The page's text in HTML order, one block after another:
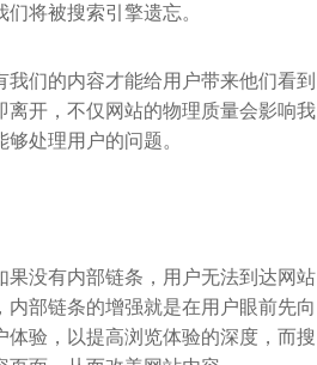
将被搜索引擎遗忘。
们的内容才能给用户带来他们看到
开，不仅网站的物理质量会影响我
处理用户的问题。
没有内部链条，用户无法到达网站
部链条的增强就是在用户眼前先向
验，以提高浏览体验的深度，而搜